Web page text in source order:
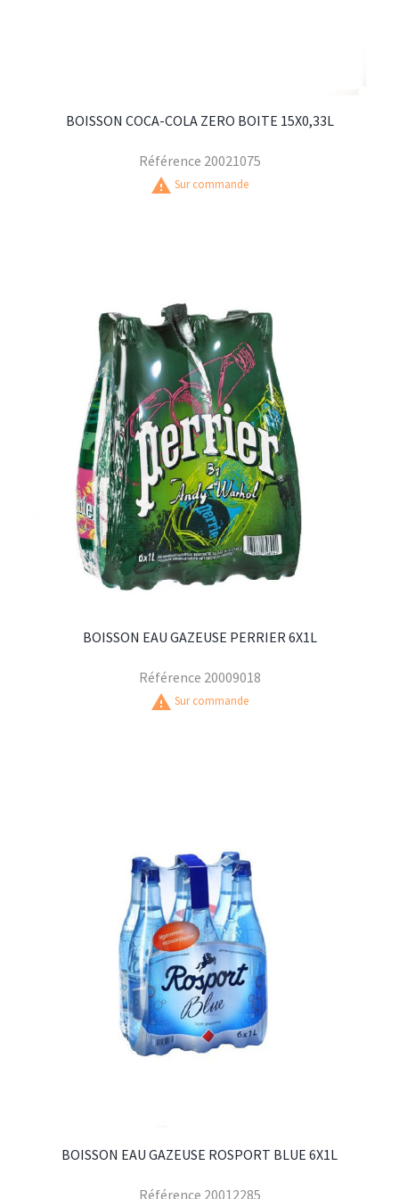
BOISSON COCA-COLA ZERO BOITE 15X0,33L
Référence 20021075
warning Sur commande
BOISSON EAU GAZEUSE PERRIER 6X1L
Référence 20009018
warning Sur commande
BOISSON EAU GAZEUSE ROSPORT BLUE 6X1L
Référence 20012285